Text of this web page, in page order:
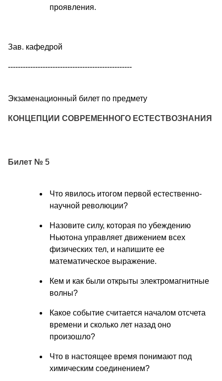
проявления.
Зав. кафедрой
--------------------------------------------------
Экзаменационный билет по предмету
КОНЦЕПЦИИ СОВРЕМЕННОГО ЕСТЕСТВОЗНАНИЯ
Билет № 5
Что явилось итогом первой естественно-
научной революции?
Назовите силу, которая по убеждению
Ньютона управляет движением всех
физических тел, и напишите ее
математическое выражение.
Кем и как были открыты электромагнитные
волны?
Какое событие считается началом отсчета
времени и сколько лет назад оно
произошло?
Что в настоящее время понимают под
химическим соединением?